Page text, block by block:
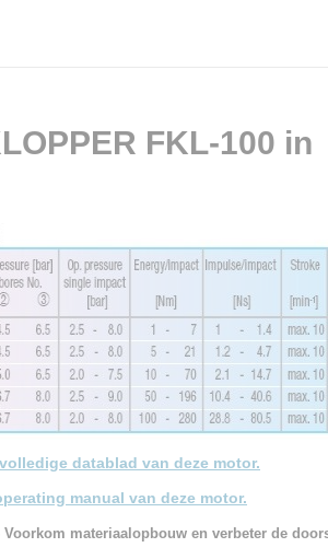
FKL-100 in
datablad van deze motor.
manual van deze motor.
Voorkom materiaalopbouw en verbeter de